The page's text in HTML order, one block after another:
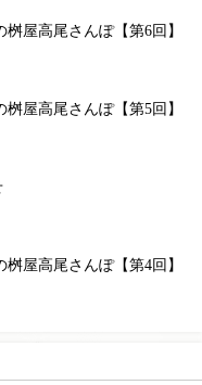
桝屋高尾さんぽ【第6回】
桝屋高尾さんぽ【第5回】
桝屋高尾さんぽ【第4回】